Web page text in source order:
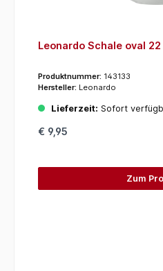
Leonardo Schale oval
Produktnummer: 143133
Hersteller: Leonardo
Lieferzeit: Sofort
€ 9,95
Zum